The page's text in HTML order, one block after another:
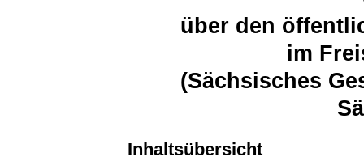
über den
im
(Sächsisches
Inhaltsübersicht